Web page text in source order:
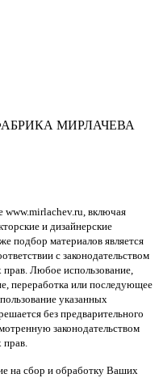
ФАБРИКА МИРЛАЧЕВА
www.mirlachev.ru, включая
и дизайнерские
подбор материалов является
с законодательством
Любое использование,
переработка или последующее
указанных
без предварительного
законодательством
прав.
на сбор и обработку Ваших